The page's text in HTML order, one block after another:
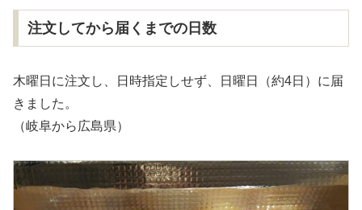
注文してから届くまでの日数
木曜日に注文し、日時指定しせず、日曜日（約4日）に届
きました。
（岐阜から広島県）